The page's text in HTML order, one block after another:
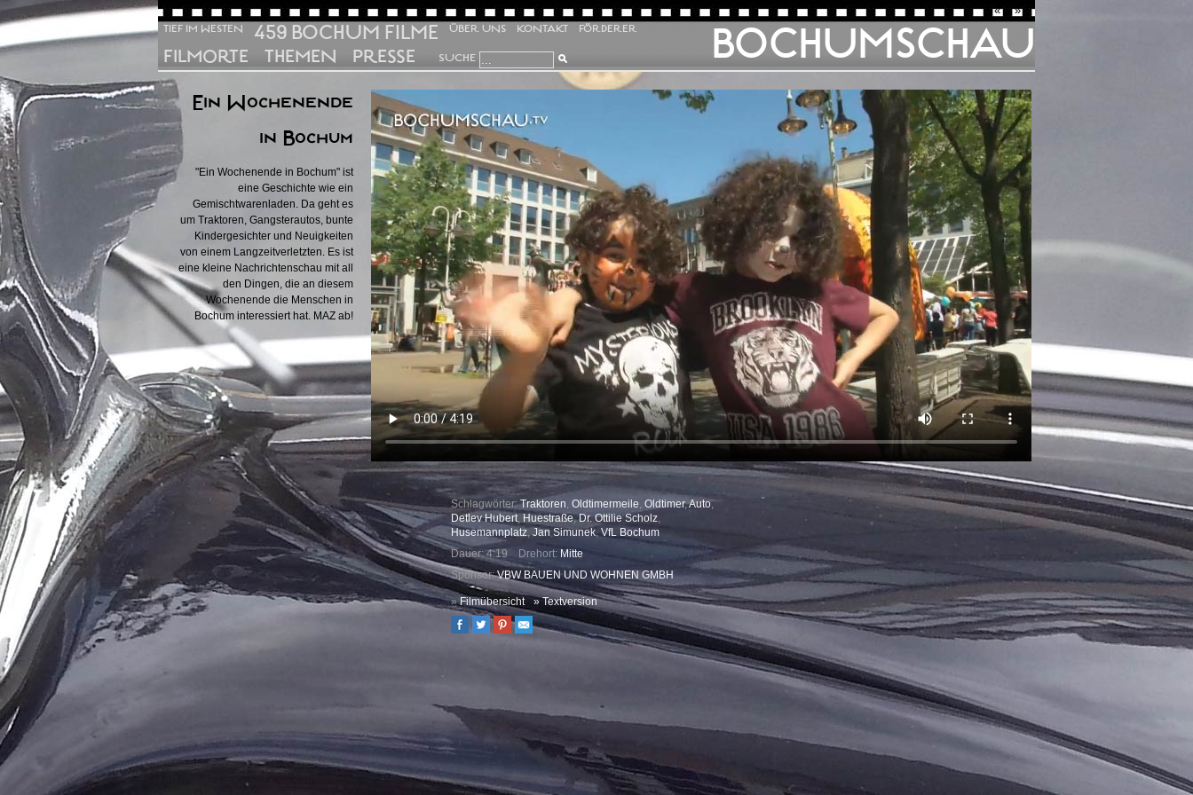
BOCHUMSCHAU
TIEF IM WESTEN 459 BOCHUM FILME ÜBER UNS KONTAKT FÖRDERER
FILMORTE THEMEN PRESSE SUCHE
« »
Ein Wochenende
in Bochum
"Ein Wochenende in Bochum" ist
eine Geschichte wie ein
Gemischtwarenladen. Da geht es
um Traktoren, Gangsterautos, bunte
Kindergesichter und Neuigkeiten
von einem Langzeitverletzten. Es ist
eine kleine Nachrichtenschau mit all
den Dingen, die an diesem
Wochenende die Menschen in
Bochum interessiert hat. MAZ ab!
Schlagwörter:Traktoren, Oldtimermeile, Oldtimer,Auto,
Detlev Hubert, Huestraße,Dr. Ottilie Scholz,
Husemannplatz, Jan Simunek, VfL Bochum
Dauer: 4:19
Drehort: Mitte
Sponsor:VBW BAUEN UND WOHNEN GMBH
»Filmübersicht »Textversion